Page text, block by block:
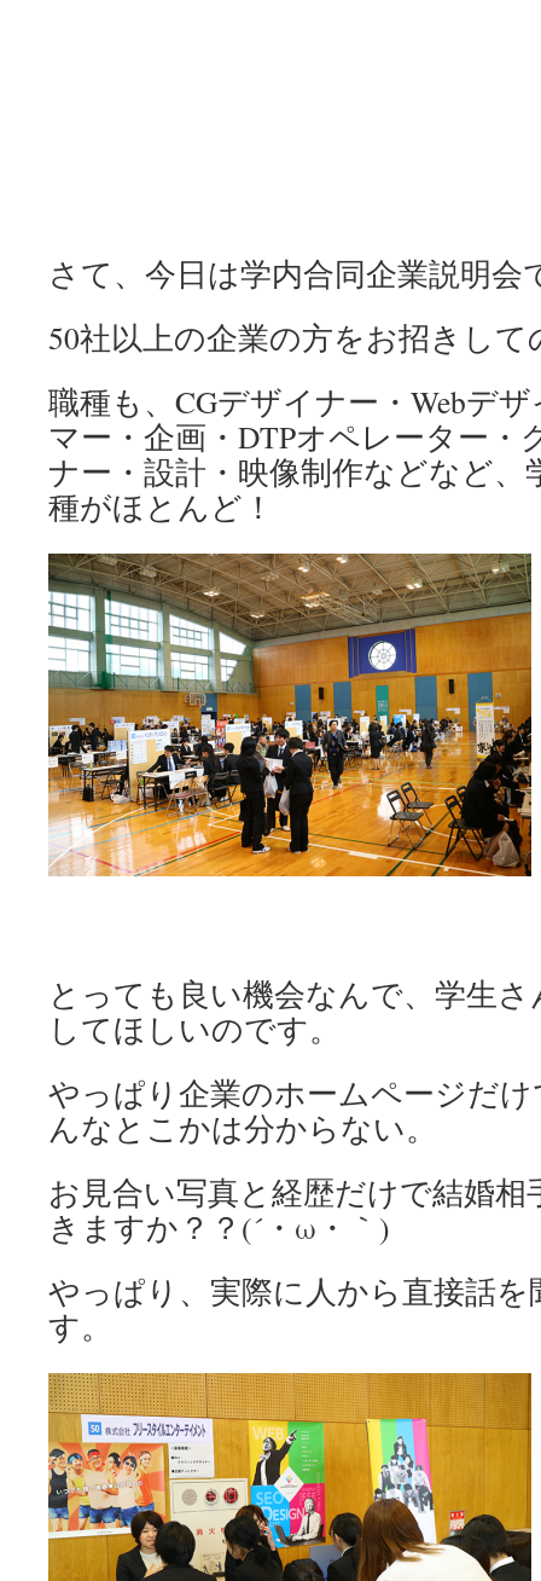
さて、今日は学内合同企業説明会
50社以上の企業の方をお招きして
職種も、CGデザイナー・Webデ
マー・企画・DTPオペレーター
ナー・設計・映像制作などなど、
種がほとんど！
とっても良い機会なんで、学生
してほしいのです。
やっぱり企業のホームページだ
んなとこかは分からない。
お見合い写真と経歴だけで結婚
きますか？？(´・ω・｀)
やっぱり、実際に人から直接話
す。